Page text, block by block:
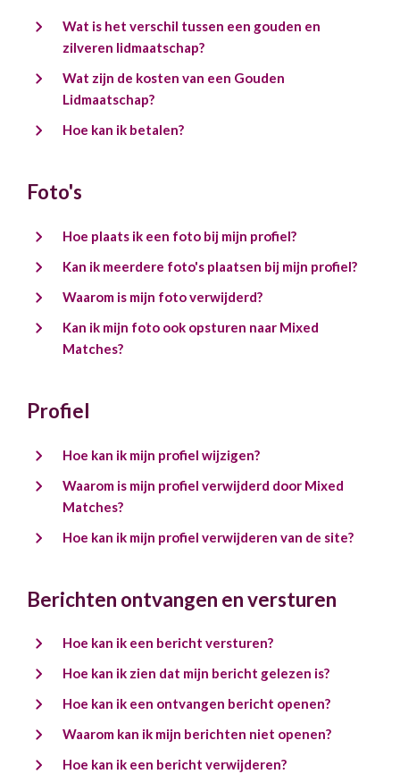
Wat is het verschil tussen een gouden en
zilveren lidmaatschap?
Wat zijn de kosten van een Gouden
Lidmaatschap?
Hoe kan ik betalen?
Foto's
Hoe plaats ik een foto bij mijn profiel?
Kan ik meerdere foto's plaatsen bij mijn profiel?
Waarom is mijn foto verwijderd?
Kan ik mijn foto ook opsturen naar Mixed
Matches?
Profiel
Hoe kan ik mijn profiel wijzigen?
Waarom is mijn profiel verwijderd door Mixed
Matches?
Hoe kan ik mijn profiel verwijderen van de site?
Berichten ontvangen en versturen
Hoe kan ik een bericht versturen?
Hoe kan ik zien dat mijn bericht gelezen is?
Hoe kan ik een ontvangen bericht openen?
Waarom kan ik mijn berichten niet openen?
Hoe kan ik een bericht verwijderen?